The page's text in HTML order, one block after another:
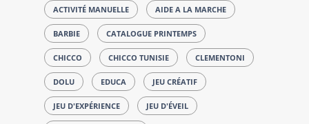
ACTIVITÉ MANUELLE AIDE A LA MARCHE
BARBIE CATALOGUE PRINTEMPS
CHICCO CHICCO TUNISIE CLEMENTONI
DOLU EDUCA JEU CRÉATIF
JEU D'EXPÉRIENCE JEU D'ÉVEIL